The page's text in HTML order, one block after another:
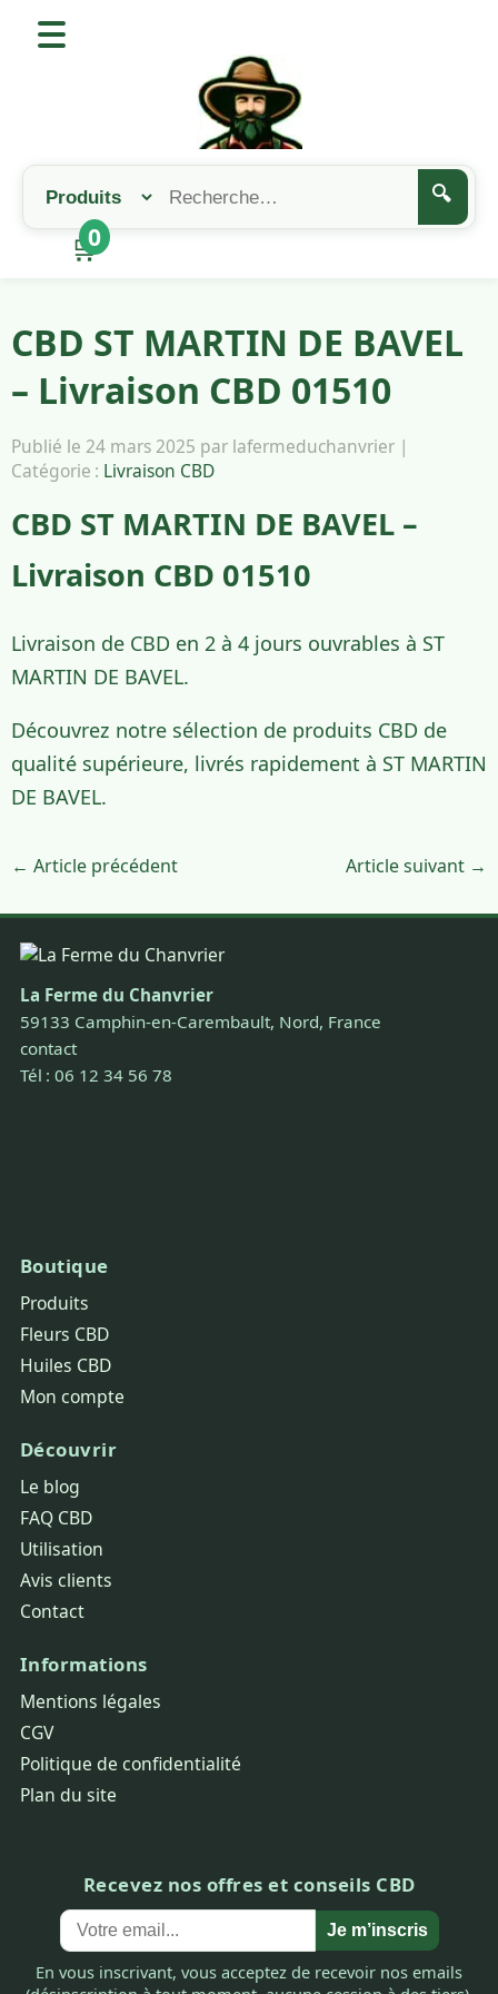
🔍
🛒
0
CBD ST MARTIN DE BAVEL
– Livraison CBD 01510
Publié le 24 mars 2025 par lafermeduchanvrier |
Catégorie : Livraison CBD
CBD ST MARTIN DE BAVEL –
Livraison CBD 01510
Livraison de CBD en 2 à 4 jours ouvrables à ST
MARTIN DE BAVEL.
Découvrez notre sélection de produits CBD de
qualité supérieure, livrés rapidement à ST MARTIN
DE BAVEL.
← Article précédent Article suivant →
La Ferme du Chanvrier
59133 Camphin-en-Carembault, Nord, France
contact
Tél : 06 12 34 56 78
Boutique
Produits
Fleurs CBD
Huiles CBD
Mon compte
Découvrir
Le blog
FAQ CBD
Utilisation
Avis clients
Contact
Informations
Mentions légales
CGV
Politique de confidentialité
Plan du site
Recevez nos offres et conseils CBD
Je m’inscris
En vous inscrivant, vous acceptez de recevoir nos emails